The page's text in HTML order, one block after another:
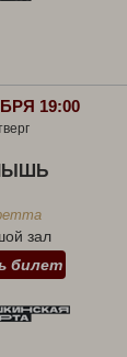
19:00
зал
билет